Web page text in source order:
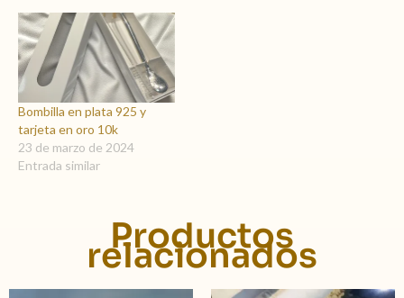
Bombilla en plata 925 y
tarjeta en oro 10k
23 de marzo de 2024
Entrada similar
Productos
relacionados